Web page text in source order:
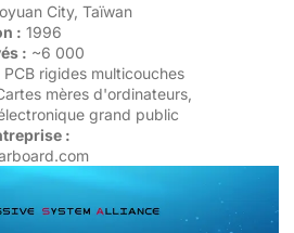
City, Taïwan
: 1996
: ~6 000
PCB rigides multicouches
mères d'ordinateurs,
grand public
: